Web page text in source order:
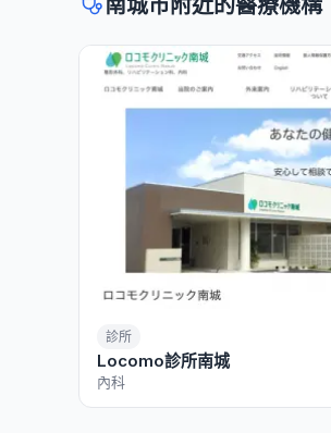
南城市附近的醫療機構
診所
Locomo診所南城
內科